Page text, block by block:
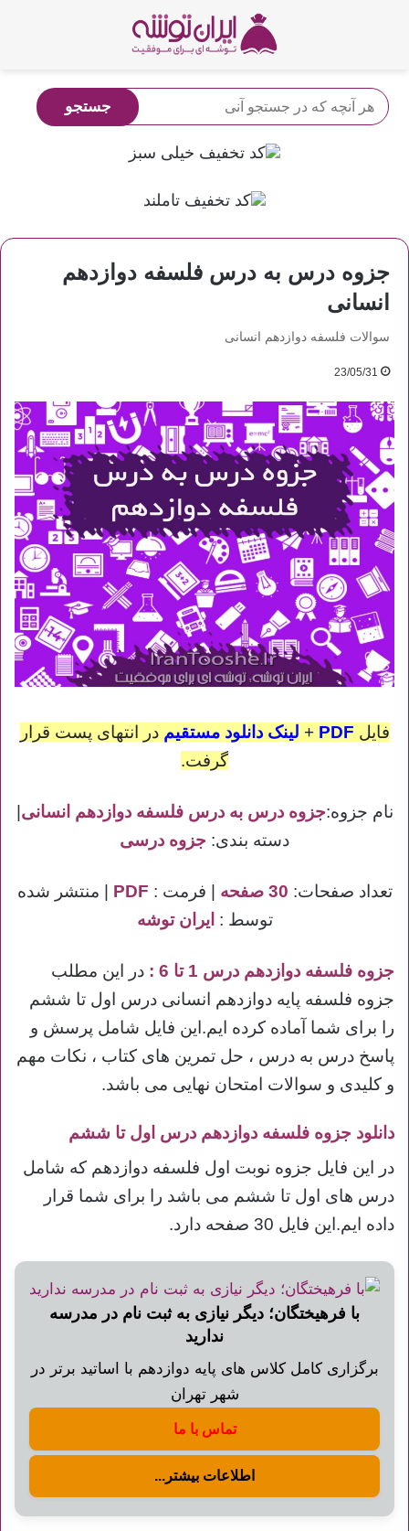
جزوه درس به درس فلسفه دوازدهم
انسانی
سوالات فلسفه دوازدهم انسانی
23/05/31
فایل PDF
+ لینک دانلود مستقیم در انتهای پست قرار
گرفت.
نام جزوه:جزوه درس به درس فلسفه دوازدهم انسانی
دسته بندی: جزوه درسی
تعداد صفحات: 30 صفحه | فرمت :
| منتشر شده
توسط : ایران توشه
جزوه فلسفه دوازدهم درس 1 تا 6 : در این مطلب
جزوه فلسفه پایه دوازدهم انسانی درس اول تا ششم
را برای شما آماده کرده ایم.این فایل شامل پرسش و
پاسخ درس به درس ، حل تمرین های کتاب ، نکات مهم
و کلیدی و سوالات امتحان نهایی می باشد.
دانلود جزوه فلسفه دوازدهم درس اول تا ششم
در این فایل جزوه نوبت اول فلسفه دوازدهم که شامل
درس های اول تا ششم می باشد را برای شما قرار
داده ایم.این فایل 30 صفحه دارد.
با فرهیختگان؛ دیگر نیازی به ثبت نام در مدرسه
ندارید
برگزاری کامل کلاس های پایه دوازدهم با اساتید برتر در
شهر تهران
تماس با ما
اطلاعات بیشتر...